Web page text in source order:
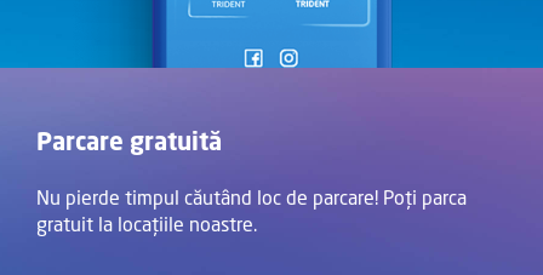
Parcare gratuită
Nu pierde timpul căutând loc de parcare! Poți parca
gratuit la locațiile noastre.